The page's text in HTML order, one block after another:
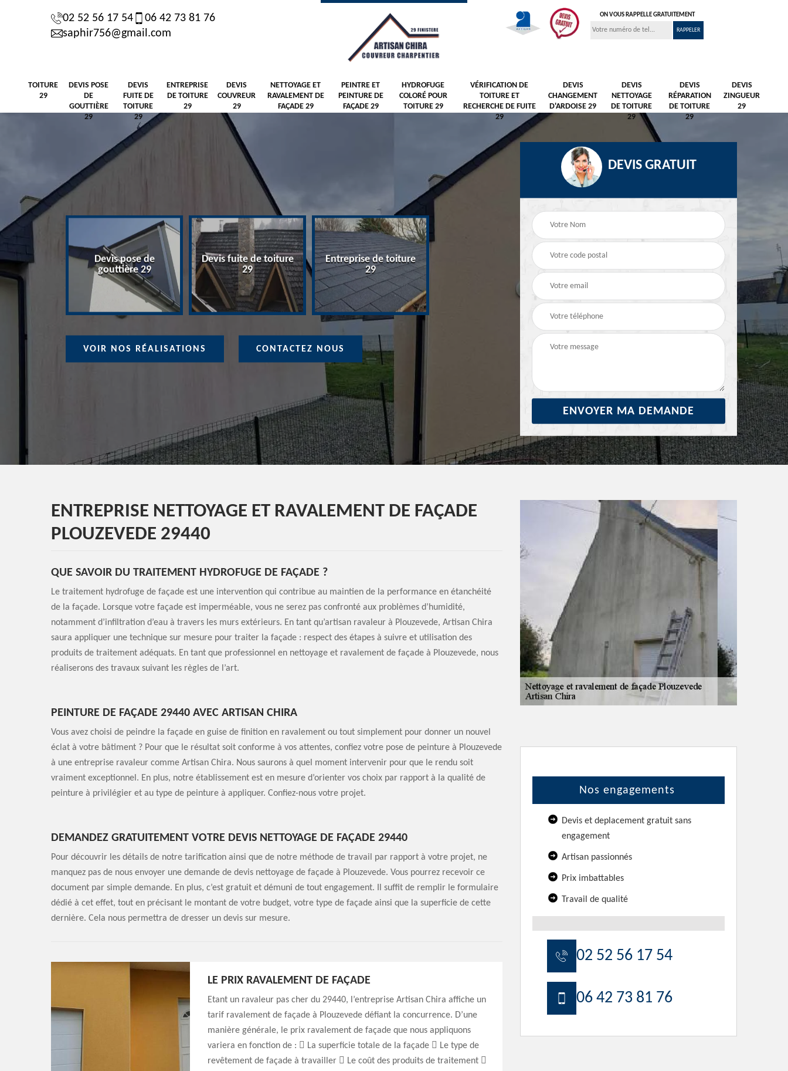
02 52 56 17 54
06 42 73 81 76
saphir756@gmail.com
ON VOUS RAPPELLE GRATUITEMENT
TOITURE
29
DEVIS POSE
DE
GOUTTIÈRE
29
DEVIS
FUITE DE
TOITURE
29
ENTREPRISE
DE TOITURE
29
DEVIS
COUVREUR
29
NETTOYAGE ET
RAVALEMENT DE
FAÇADE 29
PEINTRE ET
PEINTURE DE
FAÇADE 29
HYDROFUGE
COLORÉ POUR
TOITURE 29
VÉRIFICATION DE
TOITURE ET
RECHERCHE DE FUITE
29
DEVIS
CHANGEMENT
D'ARDOISE 29
DEVIS
NETTOYAGE
DE TOITURE
29
DEVIS
RÉPARATION
DE TOITURE
29
DEVIS
ZINGUEUR
29
29
Devis pose de
gouttière 29
Devis fuite de toiture
29
Entreprise de toiture
29
Nettoyage et
29
Peintre et peinture de
façade 29
VOIR NOS RÉALISATIONS CONTACTEZ NOUS
DEVIS GRATUIT
ENTREPRISE NETTOYAGE ET RAVALEMENT DE FAÇADE
PLOUZEVEDE 29440
QUE SAVOIR DU TRAITEMENT HYDROFUGE DE FAÇADE ?
Le traitement hydrofuge de façade est une intervention qui contribue au maintien de la performance en étanchéité
de la façade. Lorsque votre façade est imperméable, vous ne serez pas confronté aux problèmes d’humidité,
notamment d’infiltration d’eau à travers les murs extérieurs. En tant qu’artisan ravaleur à Plouzevede, Artisan Chira
saura appliquer une technique sur mesure pour traiter la façade : respect des étapes à suivre et utilisation des
produits de traitement adéquats. En tant que professionnel en nettoyage et ravalement de façade à Plouzevede, nous
réaliserons des travaux suivant les règles de l’art.
PEINTURE DE FAÇADE 29440 AVEC ARTISAN CHIRA
Vous avez choisi de peindre la façade en guise de finition en ravalement ou tout simplement pour donner un nouvel
éclat à votre bâtiment ? Pour que le résultat soit conforme à vos attentes, confiez votre pose de peinture à Plouzevede
à une entreprise ravaleur comme Artisan Chira. Nous saurons à quel moment intervenir pour que le rendu soit
vraiment exceptionnel. En plus, notre établissement est en mesure d’orienter vos choix par rapport à la qualité de
peinture à privilégier et au type de peinture à appliquer. Confiez-nous votre projet.
DEMANDEZ GRATUITEMENT VOTRE DEVIS NETTOYAGE DE FAÇADE 29440
Pour découvrir les détails de notre tarification ainsi que de notre méthode de travail par rapport à votre projet, ne
manquez pas de nous envoyer une demande de devis nettoyage de façade à Plouzevede. Vous pourrez recevoir ce
document par simple demande. En plus, c’est gratuit et démuni de tout engagement. Il suffit de remplir le formulaire
dédié à cet effet, tout en précisant le montant de votre budget, votre type de façade ainsi que la superficie de cette
dernière. Cela nous permettra de dresser un devis sur mesure.
LE PRIX RAVALEMENT DE FAÇADE
Etant un ravaleur pas cher du 29440, l’entreprise Artisan Chira affiche un
tarif ravalement de façade à Plouzevede défiant la concurrence. D’une
manière générale, le prix ravalement de façade que nous appliquons
variera en fonction de :  La superficie totale de la façade  Le type de
revêtement de façade à travailler  Le coût des produits de traitement 
Nos engagements
Devis et deplacement gratuit sans
engagement
Artisan passionnés
Prix imbattables
Travail de qualité
02 52 56 17 54
06 42 73 81 76